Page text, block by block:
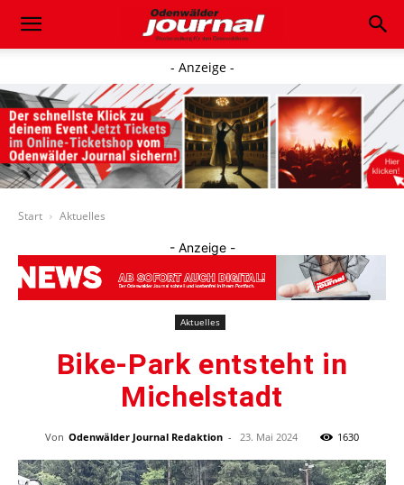
- Anzeige -
Start Aktuelles
- Anzeige -
Aktuelles
Bike-Park entsteht in
Michelstadt
Von Odenwälder Journal Redaktion - 23. Mai 2024 1630